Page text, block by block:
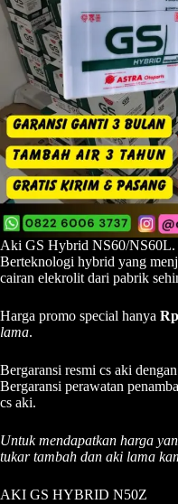
Aki GS Hybrid NS60/NS60L.
Berteknologi hybrid yang
cairan elekrolit dari pabrik
Harga promo special hanya
lama.
Bergaransi resmi cs aki
Bergaransi perawatan
cs aki.
Untuk mendapatkan harga
tukar tambah dan aki lama
AKI GS HYBRID N50Z